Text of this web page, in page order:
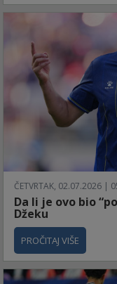
ČETVRTAK, 02.07.2026 |
Da li je ovo bio
Džeku
PROČITAJ VIŠE